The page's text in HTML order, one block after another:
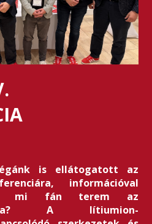
is ellátogatott az
információval
mi fán terem az
A lítiumion-